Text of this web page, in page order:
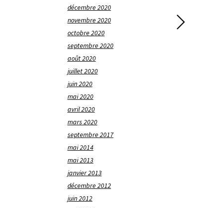
décembre 2020
novembre 2020
octobre 2020
septembre 2020
août 2020
juillet 2020
juin 2020
mai 2020
avril 2020
mars 2020
septembre 2017
mai 2014
mai 2013
janvier 2013
décembre 2012
juin 2012